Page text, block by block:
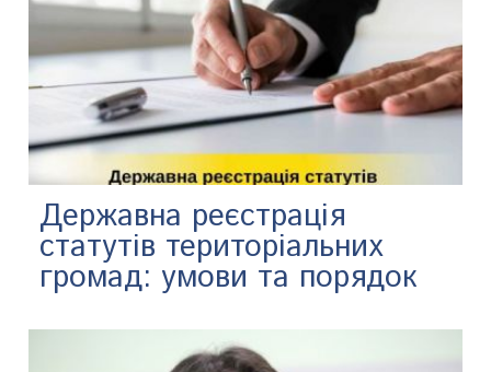
Державна реєстрація
статутів територіальних
громад: умови та порядок